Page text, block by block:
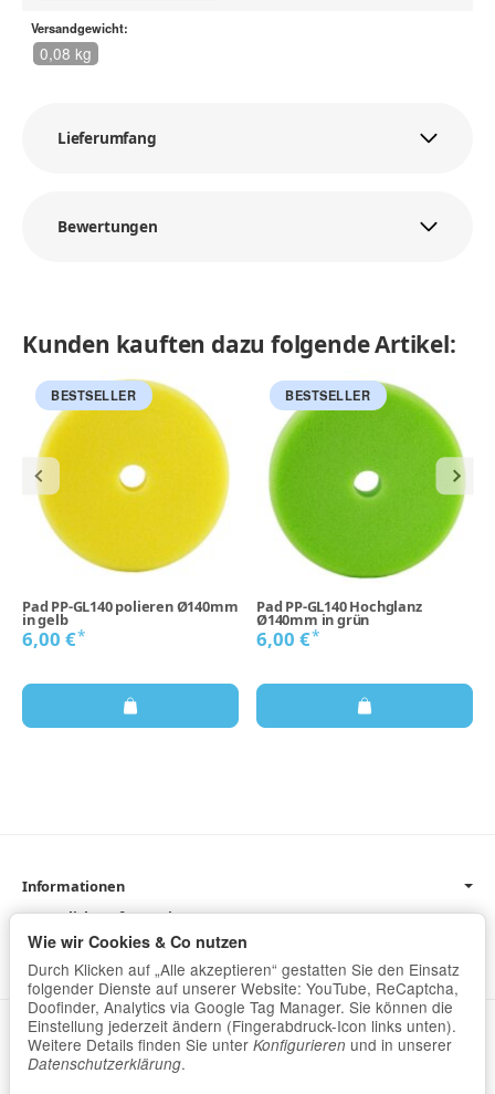
Versandgewicht:
0,08 kg
Lieferumfang
Bewertungen
Kunden kauften dazu folgende Artikel:
BESTSELLER
Pad PP-GL140 polieren Ø140mm
in gelb
6,00 €*
BESTSELLER
Pad PP-GL140 Hochglanz
Ø140mm in grün
6,00 €*
Informationen
Gesetzliche Informationen
Newsletter
Datenschutz•Impressum
Vertrag widerrufen
Wie wir Cookies & Co nutzen
Durch Klicken auf „Alle akzeptieren“ gestatten Sie den Einsatz
folgender Dienste auf unserer Website: YouTube, ReCaptcha,
Doofinder, Analytics via Google Tag Manager. Sie können die
Einstellung jederzeit ändern (Fingerabdruck-Icon links unten).
Weitere Details finden Sie unter Konfigurieren und in unserer
Datenschutzerklärung.